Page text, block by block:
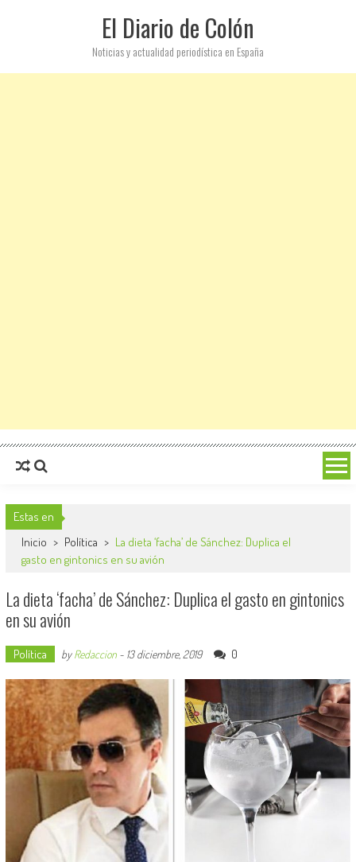
El Diario de Colón
Noticias y actualidad periodística en España
Estas en
Inicio > Política > La dieta ‘facha’ de Sánchez: Duplica el
gasto en gintonics en su avión
La dieta ‘facha’ de Sánchez: Duplica el gasto en gintonics
en su avión
Política byRedaccion- 13 diciembre, 2019 0